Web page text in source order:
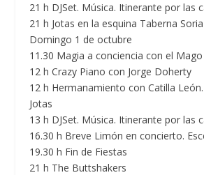
21 h DJSet. Música. Itinerante por las
21 h Jotas en la esquina Taberna Soria
Domingo 1 de octubre
11.30 Magia a conciencia con el Mago
12 h Crazy Piano con Jorge Doherty
12 h Hermanamiento con Catilla
Jotas
13 h DJSet. Música. Itinerante por las
16.30 h Breve Limón en concierto.
19.30 h Fin de Fiestas
21 h The Buttshakers